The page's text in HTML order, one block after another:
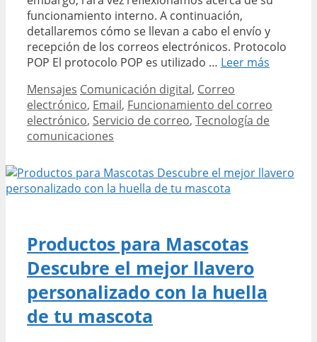
funcionamiento interno. A continuación,
detallaremos cómo se llevan a cabo el envío y
recepción de los correos electrónicos. Protocolo
POP El protocolo POP es utilizado … Leer más
en
detalle
Categories
Mensajes Tags
Comunicación digital, Correo
electrónico, Email, Funcionamiento del correo
electrónico, Servicio de correo, Tecnología de
comunicaciones
Productos para Mascotas
Descubre el mejor llavero
personalizado con la huella
de tu mascota